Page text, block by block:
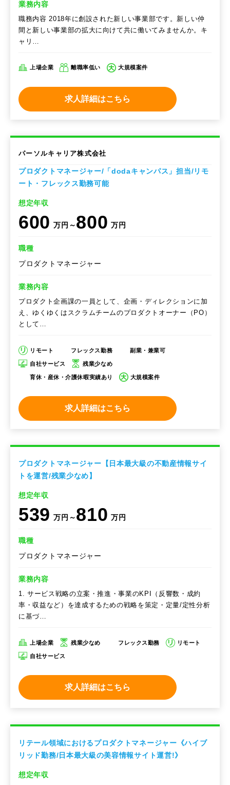
業務内容
職務内容 2018年に創設された新しい事業部です。新しい仲
間と新しい事業部の拡大に向けて共に働いてみませんか。キ
ャリ…
上場企業 離職率低い 大規模案件
求人詳細はこちら
パーソルキャリア株式会社
プロダクトマネージャー/「dodaキャンパス」担当/リモ
ート・フレックス勤務可能
想定年収
600 万円～800 万円
職種
プロダクトマネージャー
業務内容
プロダクト企画課の一員として、企画・ディレクションに加
え、ゆくゆくはスクラムチームのプロダクトオーナー（PO）
として…
リモート フレックス勤務 副業・兼業可
自社サービス 残業少なめ
育休・産休・介護休暇実績あり 大規模案件
求人詳細はこちら
プロダクトマネージャー【日本最大級の不動産情報サイ
トを運営/残業少なめ】
想定年収
539 万円～810 万円
職種
プロダクトマネージャー
業務内容
1. サービス戦略の立案・推進・事業のKPI（反響数・成約
率・収益など）を達成するための戦略を策定・定量/定性分析
に基づ…
上場企業 残業少なめ フレックス勤務 リモート
自社サービス
求人詳細はこちら
リテール領域におけるプロダクトマネージャー《ハイブ
リッド勤務/日本最大級の美容情報サイト運営!》
想定年収